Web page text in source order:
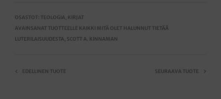
OSASTOT: TEOLOGIA, KIRJAT
AVAINSANAT TUOTTEELLE KAIKKI MITÄ OLET HALUNNUT TIETÄÄ
LUTERILAISUUDESTA, SCOTT A. KINNAMAN
EDELLINEN TUOTE SEURAAVA TUOTE